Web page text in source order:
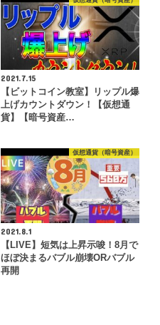
2021.7.15
【ビットコイン教室】リップル爆
上げカウントダウン！【仮想通
貨】【暗号資産…
仮想通貨（暗号資産）
2021.8.1
【LIVE】短気は上昇示唆！8月で
ほぼ決まるバブル崩壊ORバブル
再開